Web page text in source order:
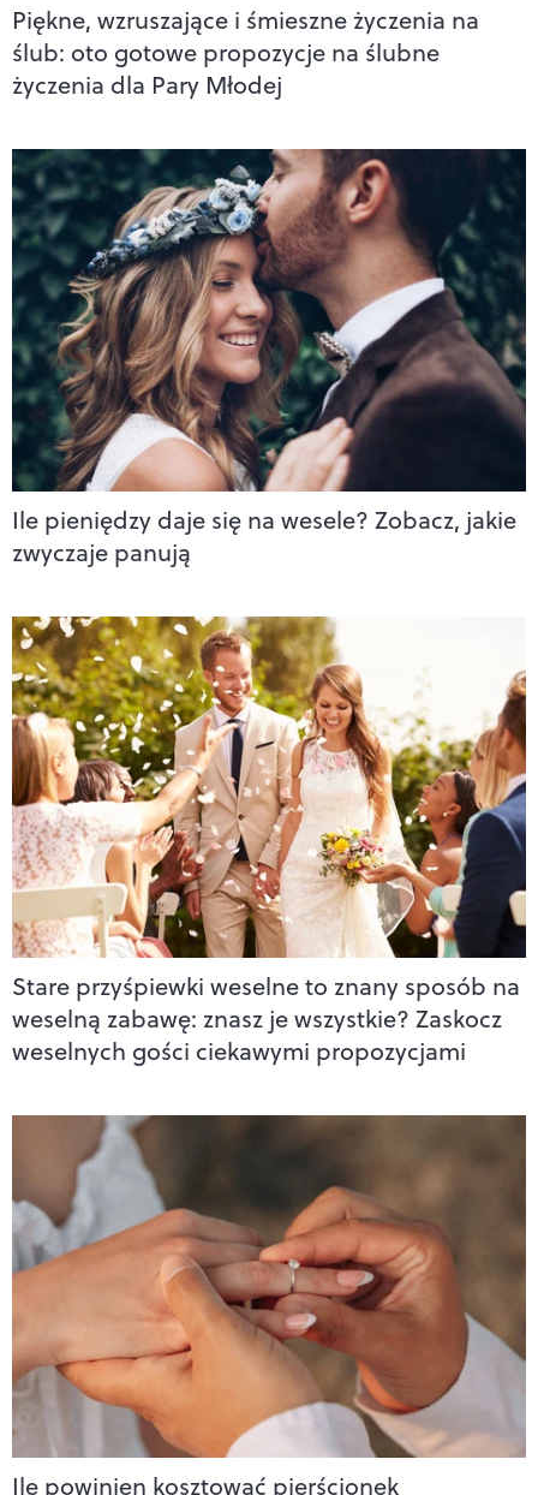
Piękne, wzruszające i śmieszne życzenia na
ślub: oto gotowe propozycje na ślubne
życzenia dla Pary Młodej
Ile pieniędzy daje się na wesele? Zobacz, jakie
zwyczaje panują
Stare przyśpiewki weselne to znany sposób na
weselną zabawę: znasz je wszystkie? Zaskocz
weselnych gości ciekawymi propozycjami
Ile powinien kosztować pierścionek